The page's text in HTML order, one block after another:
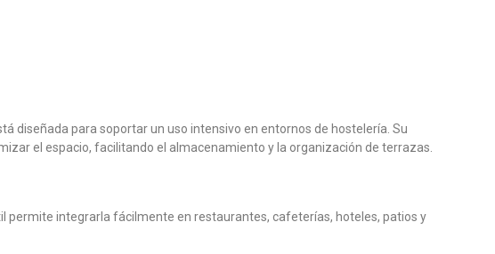
diseñada para soportar un uso intensivo en entornos de hostelería. Su
el espacio, facilitando el almacenamiento y la organización de terrazas.
permite integrarla fácilmente en restaurantes, cafeterías, hoteles, patios y